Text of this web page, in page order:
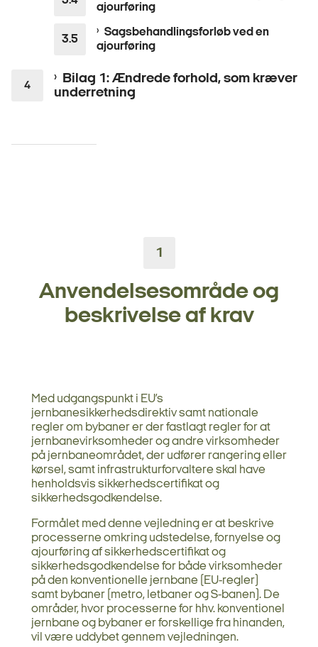
ajourføring
Sagsbehandlingsforløb ved en
ajourføring
Bilag 1: Ændrede forhold, som kræver
underretning
1
Anvendelsesområde og
beskrivelse af krav
Med udgangspunkt i EU’s
jernbanesikkerhedsdirektiv samt nationale
regler om bybaner er der fastlagt regler for at
jernbanevirksomheder og andre virksomheder
på jernbaneområdet, der udfører rangering eller
kørsel, samt infrastrukturforvaltere skal have
henholdsvis sikkerhedscertifikat og
sikkerhedsgodkendelse.
Formålet med denne vejledning er at beskrive
processerne omkring udstedelse, fornyelse og
ajourføring af sikkerhedscertifikat og
sikkerhedsgodkendelse for både virksomheder
på den konventionelle jernbane (EU-regler)
samt bybaner (metro, letbaner og S-banen). De
områder, hvor processerne for hhv. konventionel
jernbane og bybaner er forskellige fra hinanden,
vil være uddybet gennem vejledningen.